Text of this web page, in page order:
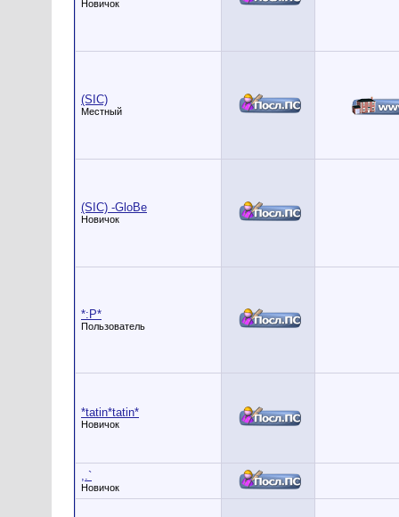
Новичок
(SIC)
Местный
(SIC) -GloBe
Новичок
*:P*
Пользователь
*tatin*tatin*
Новичок
,.`
Новичок